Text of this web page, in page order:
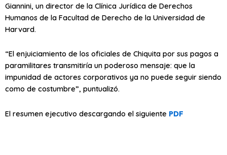
Giannini, un director de la Clínica Jurídica de Derechos
Humanos de la Facultad de Derecho de la Universidad de
Harvard.
“El enjuiciamiento de los oficiales de Chiquita por sus pagos a
paramilitares transmitiría un poderoso mensaje: que la
impunidad de actores corporativos ya no puede seguir siendo
como de costumbre”, puntualizó.
El resumen ejecutivo descargando el siguiente PDF